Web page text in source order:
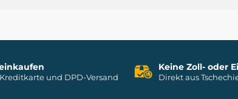
und DPD-Versand
Keine Zoll- oder
Direkt aus